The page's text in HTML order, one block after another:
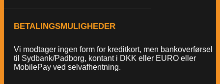
BETALINGSMULIGHEDER
Vi modtager ingen form for kreditkort, men bankoverførsel
til Sydbank/Padborg, kontant i DKK eller EURO eller
MobilePay ved selvafhentning.